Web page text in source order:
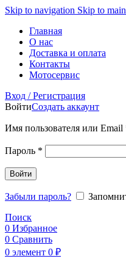
Skip to navigation Skip to
Главная
О нас
Доставка и оплата
Контакты
Мотосервис
Вход / Регистрация
ВойтиСоздать аккаунт
Имя пользователя или Email
Пароль *
Войти
Забыли пароль?
Поиск
0 Избранное
0 Сравнить
0 элемент 0 ₽